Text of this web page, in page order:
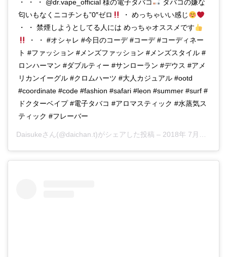
・ ・ ・ @dr.vape_official 様の電子タバコ
タバコの嫌な
匂いもなくニコチンも”0″ゼロ
・ めっちゃいい感じ
・ ・ 禁煙しようとしてる人には めっちゃオススメです
・ ・ #オシャレ #今日のコーデ #コーデ #コーディネー
ト #ファッション #メンズファッション #メンズスタイル #
ロンハーマン #ダブルティー #サンローラン #デウス #アメ
リカンイーグル #クロムハーツ #大人カジュアル #ootd
#coordinate #code #fashion #safari #leon #summer #surf #
ドクターベイプ #電子タバコ #アロマスティック #水蒸気ス
ティック #フレーバー
Daisukeさん(@daichan.t)がシェアした投稿 – 2018年 7月月11日午前3時27分PDT